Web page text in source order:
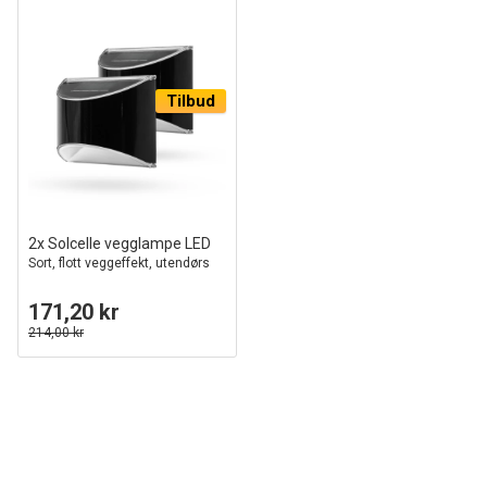
Tilbud
2x Solcelle vegglampe LED
Sort, flott veggeffekt, utendørs
171,20 kr
214,00 kr